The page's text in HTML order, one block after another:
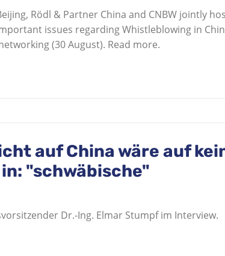
Rödl & Partner China and CNBW jointly
issues regarding Whistleblowing in
(30 August). Read more.
auf China wäre auf
"schwäbische"
Dr.-Ing. Elmar Stumpf im Interview.